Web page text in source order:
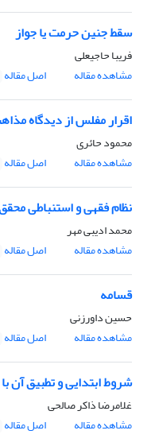
سقط جنین حرمت یا جواز
فریبا حاجیعلی
مشاهده مقاله
اصل مقاله
اقرار مفلس از دیدگاه
محمود حائری
مشاهده مقاله
اصل مقاله
نظام فقهی و استنباطی
محمد ادیبی مهر
مشاهده مقاله
اصل مقاله
قسامه
حسین داورزنی
مشاهده مقاله
اصل مقاله
شروط ابتدایی و تطبیق آن
غلامرضا ذاکر صالحی
مشاهده مقاله
اصل مقاله